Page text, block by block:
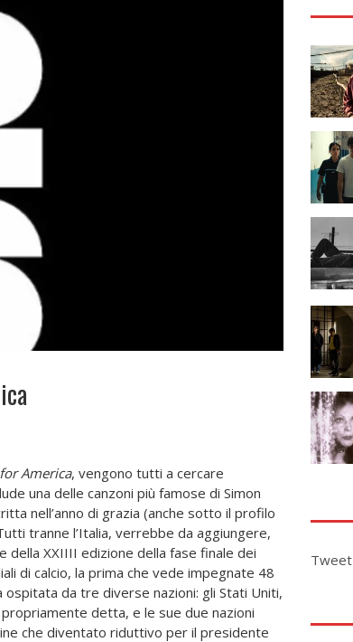
America, vengono tutti a cercare
una delle canzoni più famose di Simon
nell’anno di grazia (anche sotto il profilo
tranne l’Italia, verrebbe da aggiungere,
della XXIIII edizione della fase finale dei
di calcio, la prima che vede impegnate 48
ospitata da tre diverse nazioni: gli Stati Uniti,
propriamente detta, e le sue due nazioni
che diventato riduttivo per il presidente